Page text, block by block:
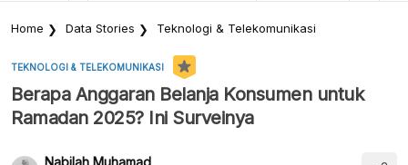
Home Data Stories Teknologi & Telekomunikasi
TEKNOLOGI & TELEKOMUNIKASI
Berapa Anggaran Belanja Konsumen untuk
Ramadan 2025? Ini Surveinya
Nabilah Muhamad